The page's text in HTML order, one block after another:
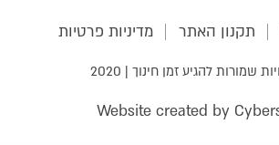
תקנון האתר מדיניות פרטיות
שמורות להגיע זמן חינוך | 2020
Website created by